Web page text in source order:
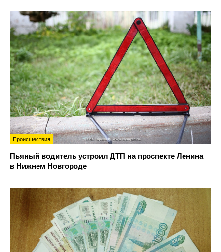
Происшествия
Пьяный водитель устроил ДТП на проспекте Ленина
в Нижнем Новгороде